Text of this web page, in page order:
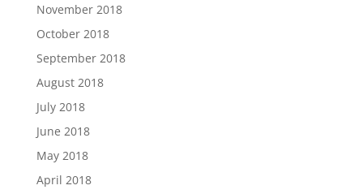
November 2018
October 2018
September 2018
August 2018
July 2018
June 2018
May 2018
April 2018